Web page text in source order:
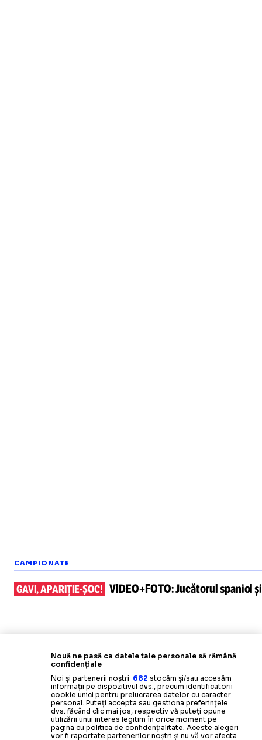
CAMPIONATE
GAVI, APARIȚIE-ȘOC! VIDEO+FOTO:Jucătorul spaniol
Nouă ne pasă ca datele tale personale să rămână
confidențiale
Noi și partenerii noștri 682 stocăm și/sau accesăm
informații pe dispozitivul dvs., precum identificatorii
cookie unici pentru prelucrarea datelor cu caracter
personal. Puteți accepta sau gestiona preferințele
dvs. făcând clic mai jos, respectiv vă puteți opune
utilizării unui interes legitim în orice moment pe
pagina cu politica de confidențialitate. Aceste alegeri
vor fi raportate partenerilor noștri și nu vă vor afecta